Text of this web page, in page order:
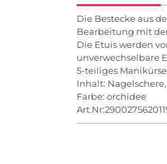
Die Bestecke aus
Bearbeitung mit
Die Etuis werden
unverwechselbare
5-teiliges
Inhalt:
Farbe: orchidee